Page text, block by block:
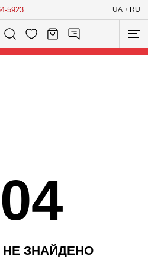
5923 UA / RU
НЕ ЗНАЙДЕНО